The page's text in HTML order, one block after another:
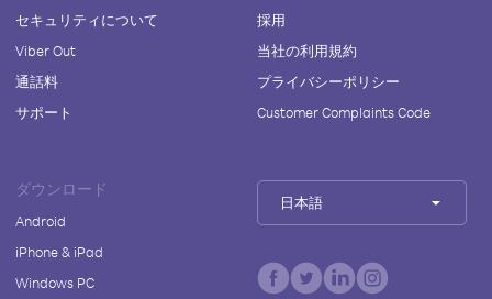
セキュリティについて
Viber Out
通話料
サポート
採用
当社の利用規約
プライバシーポリシー
Customer Complaints Code
ダウンロード
Android
iPhone & iPad
Windows PC
日本語